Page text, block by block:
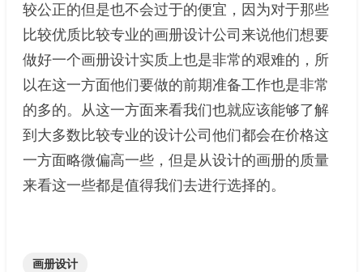
较公正的但是也不会过于的便宜，因为对于那些
比较优质比较专业的画册设计公司来说他们想要
做好一个画册设计实质上也是非常的艰难的，所
以在这一方面他们要做的前期准备工作也是非常
的多的。从这一方面来看我们也就应该能够了解
到大多数比较专业的设计公司他们都会在价格这
一方面略微偏高一些，但是从设计的画册的质量
来看这一些都是值得我们去进行选择的。
画册设计